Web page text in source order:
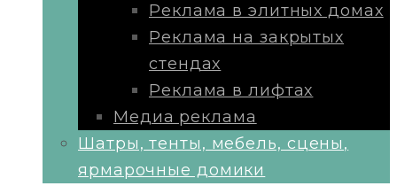
Реклама в элитных домах
Реклама на закрытых
стендах
Реклама в лифтах
Медиа реклама
Шатры, тенты, мебель, сцены,
ярмарочные домики